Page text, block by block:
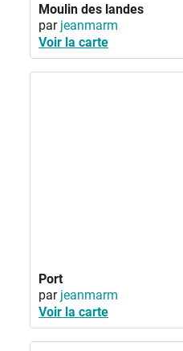
Moulin des landes
par jeanmarm
Voir la carte
Port
par jeanmarm
Voir la carte